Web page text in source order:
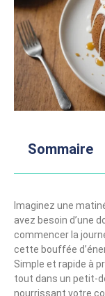
Sommaire
Imaginez une
avez besoin d’une
commencer la
cette bouffée
Simple et rapide à
tout dans un petit-
nourrissant votre